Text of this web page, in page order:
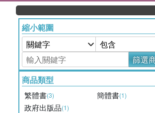
縮小範圍
篩選
商品類型
繁體書(3) 簡體書(1)
政府出版品(1)